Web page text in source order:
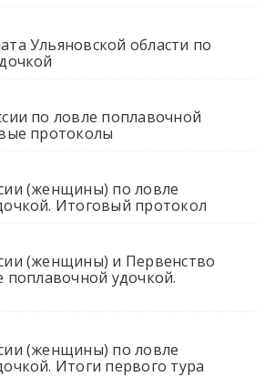
Ульяновской области по
по ловле поплавочной
протоколы
(женщины) по ловле
Итоговый протокол
(женщины) и Первенство
поплавочной удочкой.
(женщины) по ловле
Итоги первого тура